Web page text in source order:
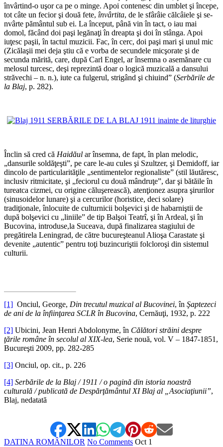
învârtind-o uşor ca pe o minge. Apoi contenesc din umblet şi începe,
tot câte un fecior şi două fete, învârtita, de le sfârâie călcâiele şi se-
nvârte pământul sub ei. La început, până vin în tact, o iau mai
domol, făcând doi paşi legănaţi în dreapta şi doi în stânga. Apoi
iuţesc paşii, în tactul muzicii. Fac, în cerc, doi paşi mari şi unul mic
(Zicălaşii mei deja ştiu că e vorba de secundele micşorate şi de
secunda mărită, care, după Carl Engel, ar însemna o asemănare cu
melosul turcesc, deşi reprezintă doar o logică muzicală a dansului
străvechi – n. n.), iute ca fulgerul, strigând şi chiuind” (Serbările de
la Blaj, p. 282).
Înclin să cred că Haidăul ar însemna, de fapt, în plan melodic,
„dansurile soldăţeşti”, pe care le-au cules şi Szultzer, şi Demidoff, iar
dincolo de particularităţile „sentimentelor regionaliste” (stil lăutăresc,
inclusiv ritmicitate, şi „feciorul cu două mândruţe”, dar şi bătăile în
tureatca cizmei, cu origine căluşerească), atenţionez asupra şirurilor
(sinusoidelor lunare) şi a cercurilor (horistice, deci solare)
tradiţionale, înlocuite de culturnicii bolşevici şi de habarniştii de
după bolşevici cu „liniile” de tip Balşoi Teatrî, şi în Ardeal, şi în
Bucovina, introduse,la Suceava, după finalizarea stagiului de
pregătirela Leningrad, de către bucureşteanul Alioşa Carastate şi
devenite „autentic” pentru toţi buzincuriştii folcloroşi din sistemul
culturii.
[1] Onciul, George, Din trecutul muzical al Bucovinei, în Şaptezeci
de ani de la înfiinţarea SCLR în Bucovina, Cernăuţi, 1932, p. 222
[2] Ubicini, Jean Henri Abdolonyme, în Călători străini despre
ţările române în secolul al XIX-lea, Serie nouă, vol. V – 1847-1851,
Bucureşti 2009, pp. 282-285
[3] Onciul, op. cit., p. 226
[4] Serbările de la Blaj / 1911 / o pagină din istoria noastră
culturală / publicată de Despărţământul XI Blaj al „Asociaţiunii”,
Blaj, nedatată
DATINA ROMÂNILOR No Comments Oct 1